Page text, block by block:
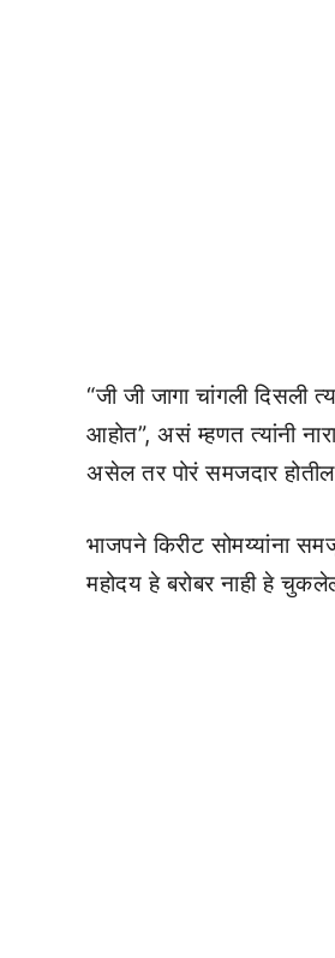
“जी जी जागा चांगली दिसली
आहोत”, असं म्हणत त्यांनी
असेल तर पोरं समजदार
भाजपने किरीट सोमय्यांना
महोदय हे बरोबर नाही हे